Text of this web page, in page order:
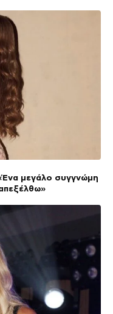
μεγάλο συγγνώμη